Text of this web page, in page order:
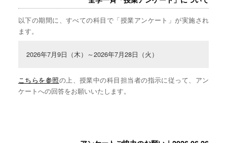
以下の期間に、すべての科目で「授業アンケート」が実施され
ます。
2026年7月9日（木）～2026年7月28日（火）
こちらを参照の上、授業中の科目担当者の指示に従って、アン
ケートへの回答をお願いいたします。